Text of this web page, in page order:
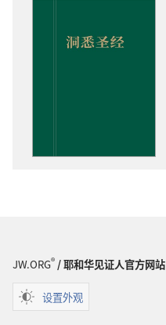
JW.ORG®/ 耶和华见证人官方网站
设置外观